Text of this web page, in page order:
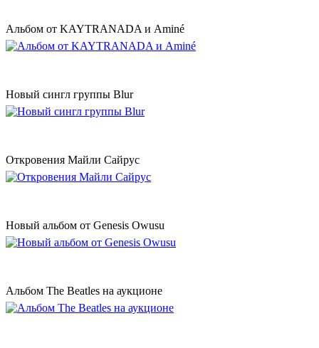
Альбом от KAYTRANADA и Aminé
Новый сингл группы Blur
Откровения Майли Сайрус
Новый альбом от Genesis Owusu
Альбом The Beatles на аукционе